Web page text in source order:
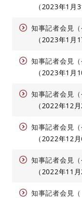
2023年1月
知事記者会見（
2023年1月
知事記者会見（
2023年1月
知事記者会見
2022年12
知事記者会見（
2022年12月
知事記者会見
2022年11
知事記者会見